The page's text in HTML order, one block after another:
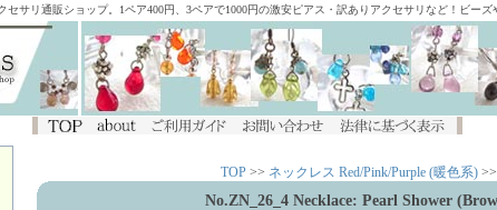
セサリ通販ショップ。1ペア400円、3ペアで1000円の激安ピアス・訳ありアクセサリなど！ビー
TOP >> ネックレス Red/Pink/Purple (暖色系) >>
No.ZN_26_4 Necklace: Pearl Shower